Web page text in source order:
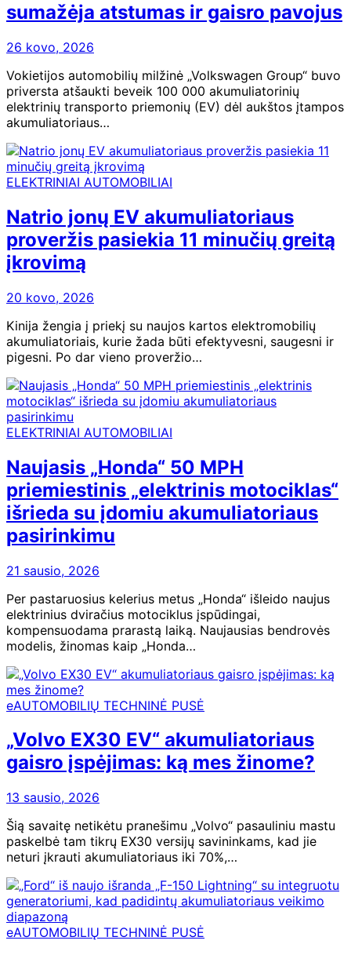
sumažėja atstumas ir gaisro pavojus
26 kovo, 2026
Vokietijos automobilių milžinė „Volkswagen Group“ buvo
priversta atšaukti beveik 100 000 akumuliatorinių
elektrinių transporto priemonių (EV) dėl aukštos įtampos
akumuliatoriaus…
ELEKTRINIAI AUTOMOBILIAI
Natrio jonų EV akumuliatoriaus
proveržis pasiekia 11 minučių greitą
įkrovimą
20 kovo, 2026
Kinija žengia į priekį su naujos kartos elektromobilių
akumuliatoriais, kurie žada būti efektyvesni, saugesni ir
pigesni. Po dar vieno proveržio…
ELEKTRINIAI AUTOMOBILIAI
Naujasis „Honda“ 50 MPH
priemiestinis „elektrinis motociklas“
išrieda su įdomiu akumuliatoriaus
pasirinkimu
21 sausio, 2026
Per pastaruosius kelerius metus „Honda“ išleido naujus
elektrinius dviračius motociklus įspūdingai,
kompensuodama prarastą laiką. Naujausias bendrovės
modelis, žinomas kaip „Honda…
eAUTOMOBILIŲ TECHNINĖ PUSĖ
„Volvo EX30 EV“ akumuliatoriaus
gaisro įspėjimas: ką mes žinome?
13 sausio, 2026
Šią savaitę netikėtu pranešimu „Volvo“ pasauliniu mastu
paskelbė tam tikrų EX30 versijų savininkams, kad jie
neturi įkrauti akumuliatoriaus iki 70%,…
eAUTOMOBILIŲ TECHNINĖ PUSĖ